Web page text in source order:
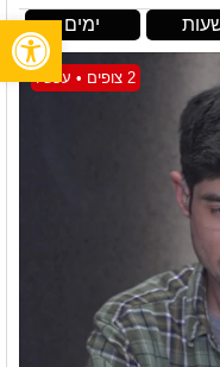
ימים
2 צופים • עכשיו